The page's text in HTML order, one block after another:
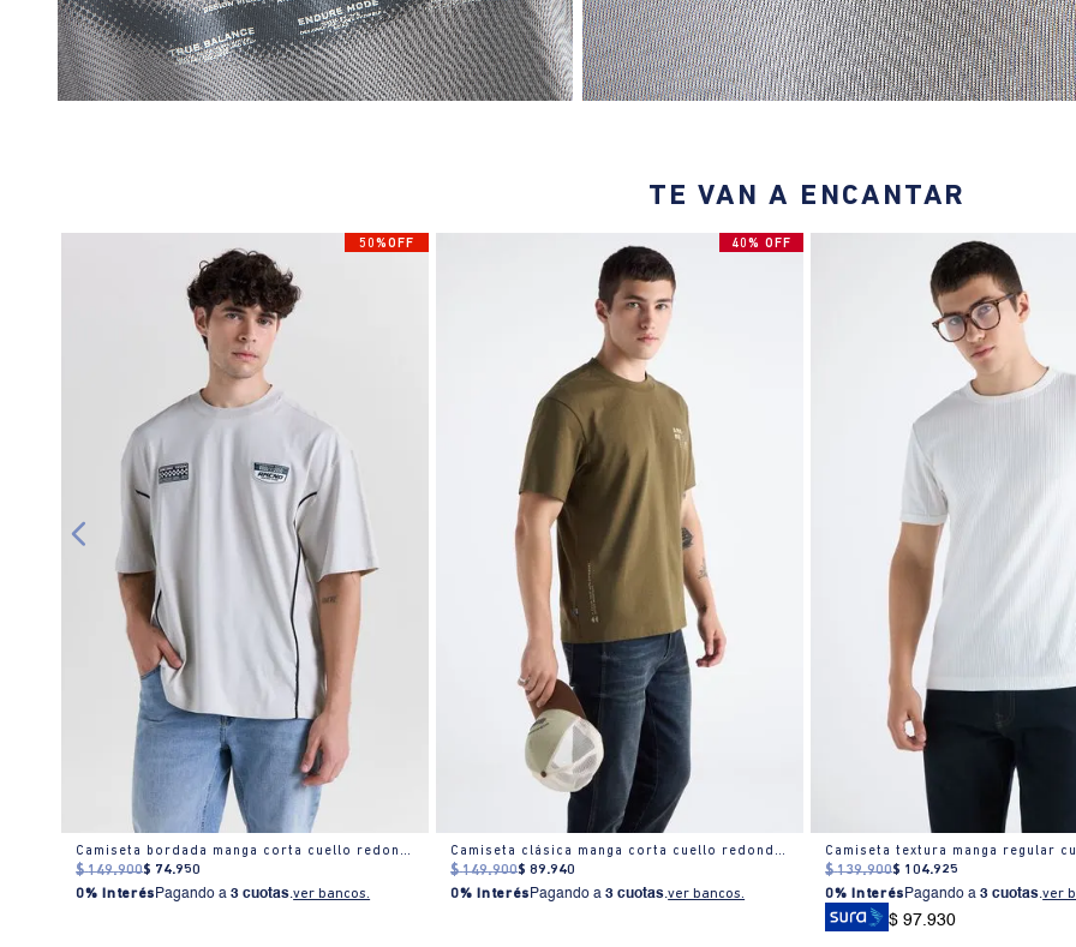
TE VAN A ENCANTAR
50%OFF
Camiseta bordada manga corta cuello redondo para hombre
$ 149.900$ 74.950
0% Interés Pagando a3 cuotas.ver bancos.
40% OFF
Camiseta clásica manga corta cuello redondo para hombre
$ 149.900$ 89.940
0% Interés Pagando a3 cuotas.ver bancos.
$ 139.900$ 104.925
0% Interés Pagando a3 cuotas.ver
$ 97.930